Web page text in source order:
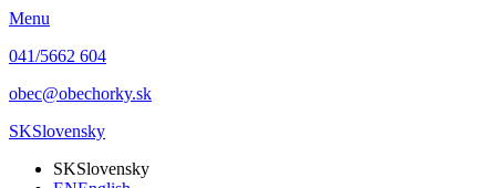
Menu
041/5662 604
obec@obechorky.sk
SKSlovensky
SKSlovensky